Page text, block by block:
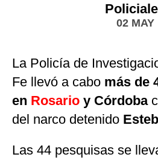
02 MAY
La Policía de
Fe llevó a cabo más de
en Rosario y Córdoba
del narco detenido
Las 44 pesquisas se